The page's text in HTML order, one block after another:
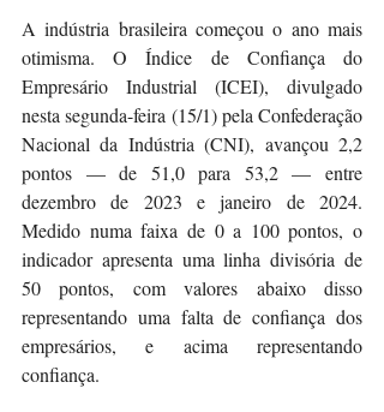
A indústria brasileira começou o ano mais
otimisma. O Índice de Confiança do
Empresário Industrial (ICEI), divulgado
nesta segunda-feira (15/1) pela Confederação
Nacional da Indústria (CNI), avançou 2,2
pontos — de 51,0 para 53,2 — entre
dezembro de 2023 e janeiro de 2024.
Medido numa faixa de 0 a 100 pontos, o
indicador apresenta uma linha divisória de
50 pontos, com valores abaixo disso
representando uma falta de confiança dos
empresários, e acima representando
confiança.